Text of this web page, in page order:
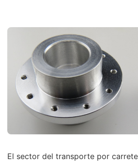
El sector del transporte por